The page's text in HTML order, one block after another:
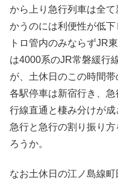
から上り急行列車は全
かうのには利便性が低
トロ管内のみならずJR
は4000系のJR常磐緩行
が、土休日のこの時間
各駅停車は新宿行き、
行線直通と棲み分けが
急行と急行の割り振り
ろうか。
なお土休日の江ノ島線